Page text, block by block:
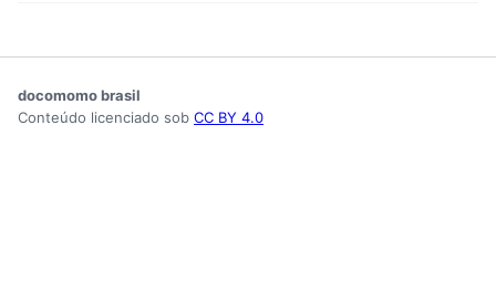
docomomo brasil
Conteúdo licenciado sob CC BY 4.0